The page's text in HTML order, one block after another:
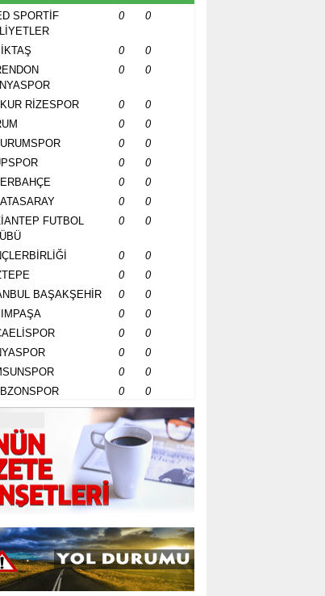
SPORTİF
0 0
0
0
0 0
RİZESPOR 0
0
0
0
0
0
0
0
0
0
0
0
FUTBOL
0 0
0
0
0
0
BAŞAKŞEHİR 0
0
0
0
0
0
0
0
0
0
0 0